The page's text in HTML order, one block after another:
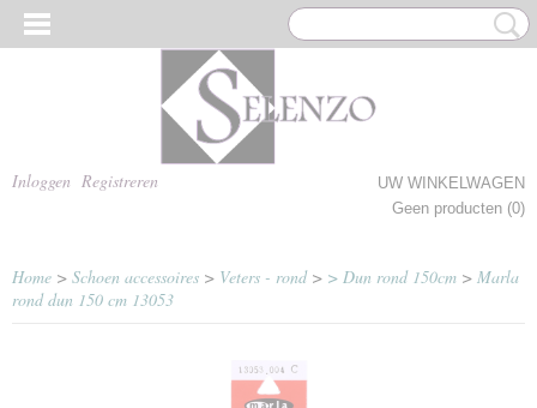
Inloggen Registreren
UW WINKELWAGEN
Geen producten (0)
Home > Schoen accessoires > Veters - rond> > Dun rond 150cm > Marla
rond dun 150 cm 13053